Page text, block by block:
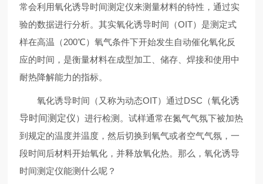
常会利用氧化诱导时间测定仪来测量材料的特性，通过实
验的数据进行分析。其实氧化诱导时间（OIT）是测定式
样在高温（200℃）氧气条件下开始发生自动催化氧化反
应的时间，是衡量材料在成型加工、储存、焊接和使用中
耐热降解能力的指标。
氧化诱导时间（又称为动态OIT）通过DSC（氧化诱
导时间测定仪）进行检测。试样通常在氮气气氛下被加热
到规定的温度并温度，然后切换到氧气或者空气气氛，一
段时间后材料开始氧化，并释放氧化热。那么，氧化诱导
时间测定仪能测什么呢？